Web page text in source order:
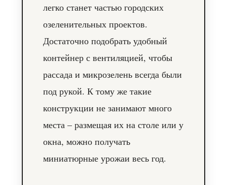
легко станет частью городских
озеленительных проектов.
Достаточно подобрать удобный
контейнер с вентиляцией, чтобы
рассада и микрозелень всегда были
под рукой. К тому же такие
конструкции не занимают много
места – размещая их на столе или у
окна, можно получать
миниатюрные урожаи весь год.